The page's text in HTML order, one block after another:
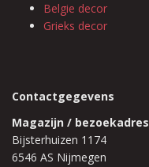
Belgie decor
Grieks decor
Contactgegevens
Magazijn / bezoekadres
Bijsterhuizen 1174
6546 AS Nijmegen